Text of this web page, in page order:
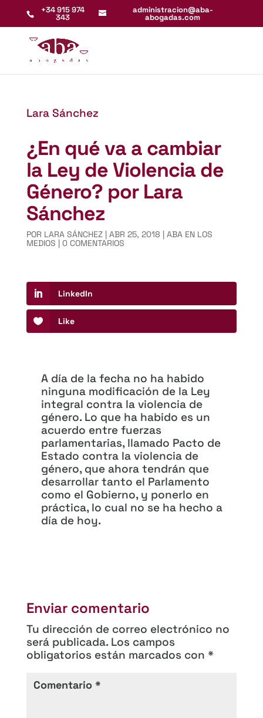
+34 915 974
343
administracion@aba-
abogadas.com
Lara Sánchez
¿En qué va a cambiar
la Ley de Violencia de
Género? por Lara
Sánchez
POR LARA SÁNCHEZ| ABR 25, 2018 | ABA EN LOS
MEDIOS | 0 COMENTARIOS
LinkedIn
Like
A día de la fecha no ha habido
ninguna modificación de la Ley
integral contra la violencia de
género. Lo que ha habido es un
acuerdo entre fuerzas
parlamentarias, llamado Pacto de
Estado contra la violencia de
género, que ahora tendrán que
desarrollar tanto el Parlamento
como el Gobierno, y ponerlo en
práctica, lo cual no se ha hecho a
día de hoy.
Enviar comentario
Tu dirección de correo electrónico no
será publicada. Los campos
obligatorios están marcados con *